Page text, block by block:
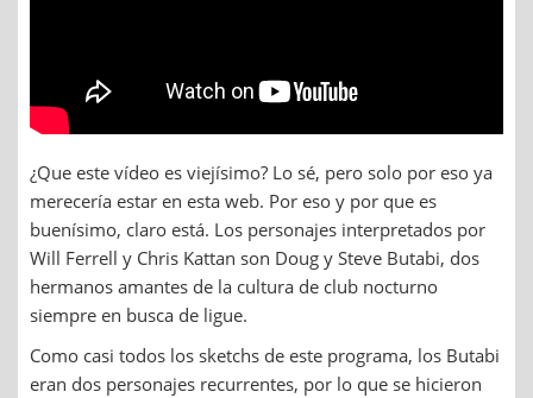
¿Que este vídeo es viejísimo? Lo sé, pero solo por eso ya
merecería estar en esta web. Por eso y por que es
buenísimo, claro está. Los personajes interpretados por
Will Ferrell y Chris Kattan son Doug y Steve Butabi, dos
hermanos amantes de la cultura de club nocturno
siempre en busca de ligue.
Como casi todos los sketchs de este programa, los Butabi
eran dos personajes recurrentes, por lo que se hicieron